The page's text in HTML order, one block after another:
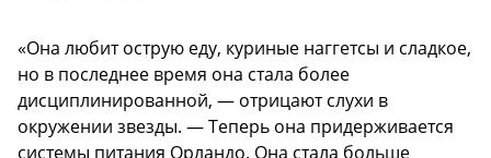
«Она любит острую еду, куриные наггетсы и сладкое,
но в последнее время она стала более
дисциплинированной, — отрицают слухи в
окружении звезды. — Теперь она придерживается
системы питания Орландо. Она стала больше